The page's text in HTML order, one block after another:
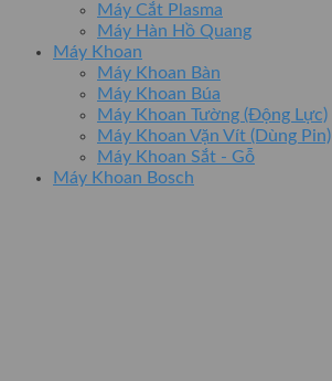
Máy Cắt Plasma
Máy Hàn Hồ Quang
Máy Khoan
Máy Khoan Bàn
Máy Khoan Búa
Máy Khoan Tường (Động Lực)
Máy Khoan Vặn Vít (Dùng Pin)
Máy Khoan Sắt - Gỗ
Máy Khoan Bosch